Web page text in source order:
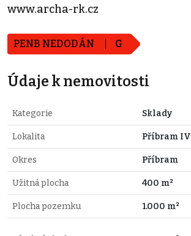
www.archa-rk.cz
PENB NEDODÁN G
Údaje k nemovitosti
Kategorie Sklady
Lokalita Příbram IV
Okres Příbram
Užitná plocha 400 m²
Plocha pozemku 1.000 m²